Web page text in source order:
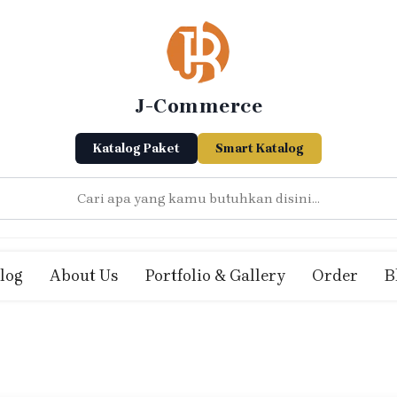
J-Commerce
Katalog Paket Smart Katalog
About Us Portfolio & Gallery Order